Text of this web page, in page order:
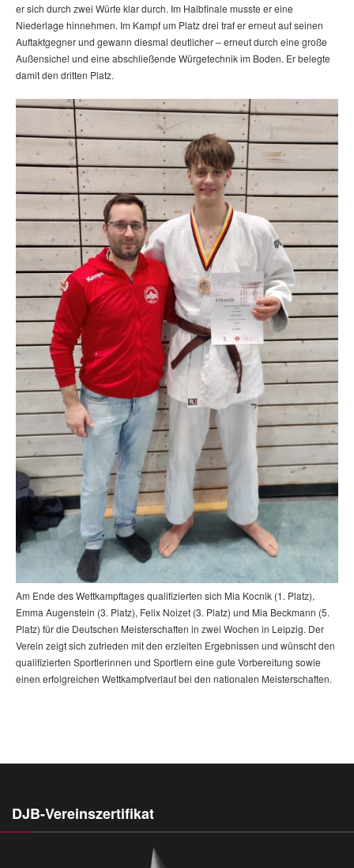
er sich durch zwei Würfe klar durch. Im Halbfinale musste er eine
Niederlage hinnehmen. Im Kampf um Platz drei traf er erneut auf seinen
Auftaktgegner und gewann diesmal deutlicher – erneut durch eine große
Außensichel und eine abschließende Würgetechnik im Boden. Er belegte
damit den dritten Platz.
Am Ende des Wettkampftages qualifizierten sich Mia Kocnik (1. Platz),
Emma Augenstein (3. Platz), Felix Noizet (3. Platz) und Mia Beckmann (5.
Platz) für die Deutschen Meisterschaften in zwei Wochen in Leipzig. Der
Verein zeigt sich zufrieden mit den erzielten Ergebnissen und wünscht den
qualifizierten Sportlerinnen und Sportlern eine gute Vorbereitung sowie
einen erfolgreichen Wettkampfverlauf bei den nationalen Meisterschaften.
DJB-Vereinszertifikat